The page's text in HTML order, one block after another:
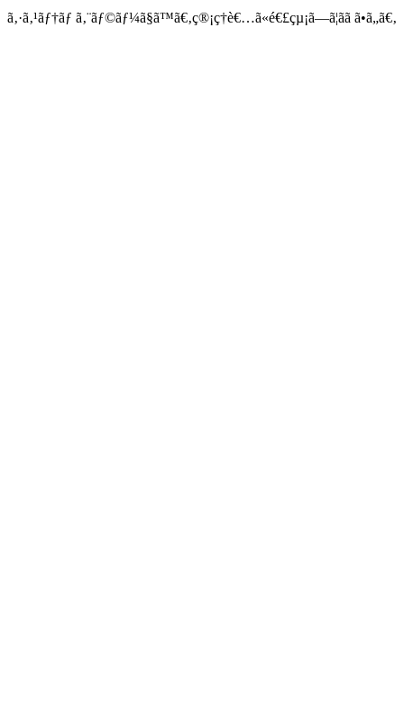
ã‚·ã‚¹ãƒ†ãƒ ã‚¨ãƒ©ãƒ¼ã§ã™ã€‚ç®¡ç†è€…ã«é€£çµ¡ã—ã¦ãã ã•ã„ã€‚